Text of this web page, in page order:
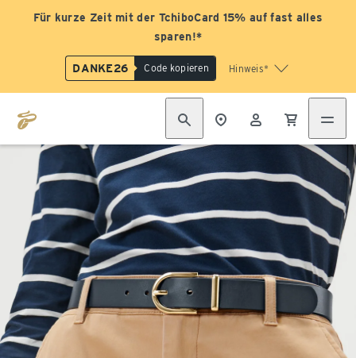
Für kurze Zeit mit der TchiboCard 15% auf fast alles
sparen!*
DANKE26 Code kopieren Hinweis*